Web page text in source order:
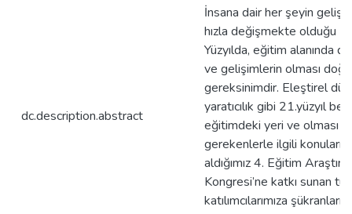
dc.description.abstract
İnsana dair her şeyin
hızla değişmekte olduğu
Yüzyılda, eğitim alanında
ve gelişimlerin olması
gereksinimdir. Eleştirel
yaratıcılık gibi 21.yüzyıl
eğitimdeki yeri ve olması
gerekenlerle ilgili konuları
aldığımız 4. Eğitim
Kongresi’ne katkı sunan
katılımcılarımıza